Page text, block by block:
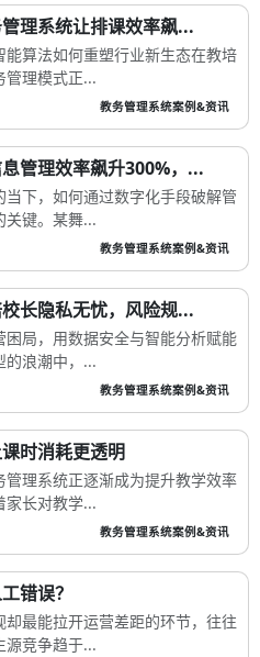
理系统让排课效率飙...
算法如何重塑行业新生态在教培
管理模式正...
教务管理系统案例&资讯
管理效率飙升300%，...
下，如何通过数字化手段破解管
关键。某舞...
教务管理系统案例&资讯
长隐私无忧，风险规...
局，用数据安全与智能分析赋能
的浪潮中，...
教务管理系统案例&资讯
时消耗更透明
理系统正逐渐成为提升教学效率
家长对教学...
教务管理系统案例&资讯
错误？
最能拉开运营差距的环节，往往
源竞争趋于...